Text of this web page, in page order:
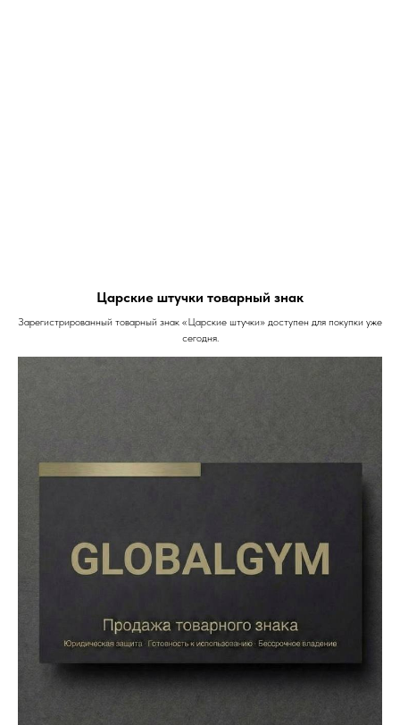
Царские штучки товарный знак
Зарегистрированный товарный знак «Царские штучки» доступен для покупки уже
сегодня.